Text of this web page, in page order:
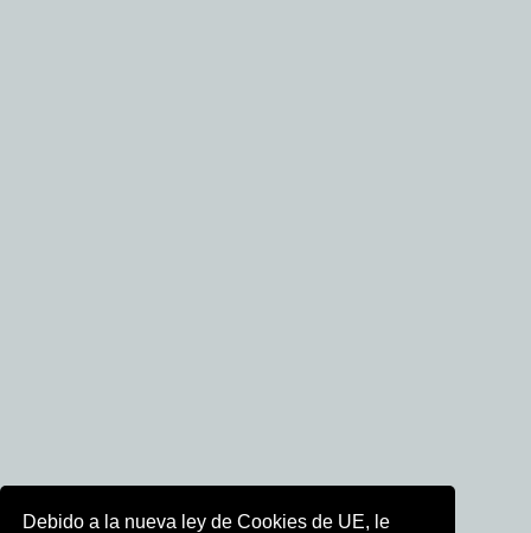
Debido a la nueva ley de Cookies de UE, le